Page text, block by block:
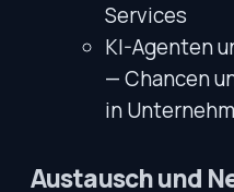
Services
KI-Agenten
— Chancen
in
Austausch und